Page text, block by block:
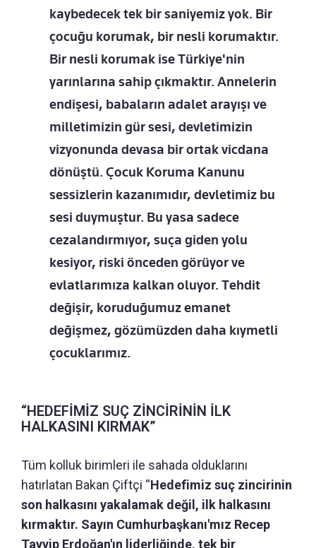
kaybedecek tek bir saniyemiz yok. Bir
çocuğu korumak, bir nesli korumaktır.
Bir nesli korumak ise Türkiye'nin
yarınlarına sahip çıkmaktır. Annelerin
endişesi, babaların adalet arayışı ve
milletimizin gür sesi, devletimizin
vizyonunda devasa bir ortak vicdana
dönüştü. Çocuk Koruma Kanunu
sessizlerin kazanımıdır, devletimiz bu
sesi duymuştur. Bu yasa sadece
cezalandırmıyor, suça giden yolu
kesiyor, riski önceden görüyor ve
evlatlarımıza kalkan oluyor. Tehdit
değişir, koruduğumuz emanet
değişmez, gözümüzden daha kıymetli
çocuklarımız.
“HEDEFİMİZ SUÇ ZİNCİRİNİN İLK
HALKASINI KIRMAK”
Tüm kolluk birimleri ile sahada olduklarını
hatırlatan Bakan Çiftçi “Hedefimiz suç zincirinin
son halkasını yakalamak değil, ilk halkasını
kırmaktır. Sayın Cumhurbaşkanı'mız Recep
Tayyip Erdoğan'ın liderliğinde, tek bir